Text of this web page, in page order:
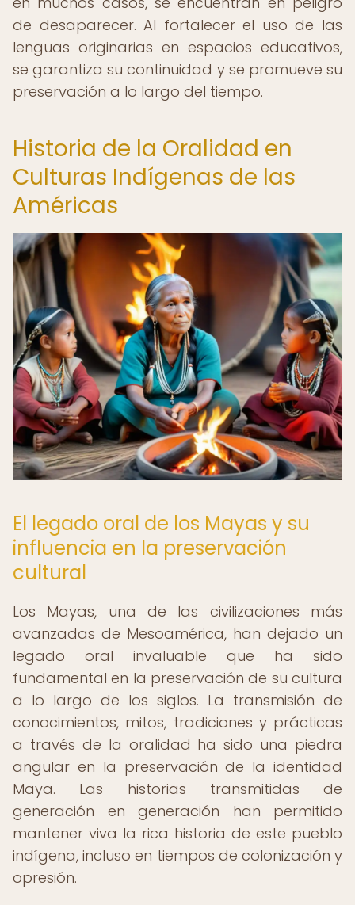
de desaparecer. Al fortalecer el uso de las
lenguas originarias en espacios educativos,
se garantiza su continuidad y se promueve su
preservación a lo largo del tiempo.
Historia de la Oralidad en
Culturas Indígenas de las
Américas
El legado oral de los Mayas y su
influencia en la preservación
cultural
Los Mayas, una de las civilizaciones más
avanzadas de Mesoamérica, han dejado un
legado oral invaluable que ha sido
fundamental en la preservación de su cultura
a lo largo de los siglos. La transmisión de
conocimientos, mitos, tradiciones y prácticas
a través de la oralidad ha sido una piedra
angular en la preservación de la identidad
Maya. Las historias transmitidas de
generación en generación han permitido
mantener viva la rica historia de este pueblo
indígena, incluso en tiempos de colonización y
opresión.